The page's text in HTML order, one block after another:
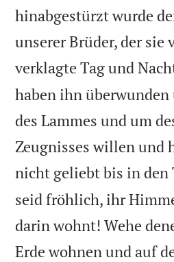
hinabgestürzt wurde
unserer Brüder, der sie
verklagte Tag und
haben ihn überwunden
des Lammes und um
Zeugnisses willen und
nicht geliebt bis in den
seid fröhlich, ihr
darin wohnt! Wehe
Erde wohnen und auf